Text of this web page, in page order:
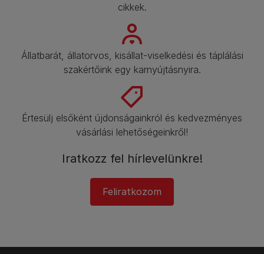
cikkek.​
Állatbarát, állatorvos, kisállat-viselkedési és táplálási
szakértőink egy karnyújtásnyira.​
Értesülj elsőként újdonságainkról és kedvezményes
vásárlási lehetőségeinkről!​
Iratkozz fel hírlevelünkre!​
Feliratkozom